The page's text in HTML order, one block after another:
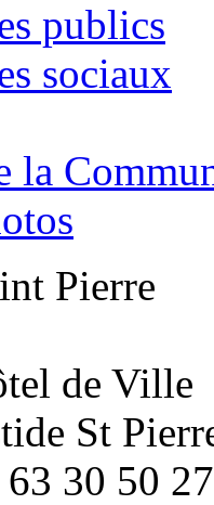
publics
sociaux
la
Pierre
de Ville
St
30 50 27